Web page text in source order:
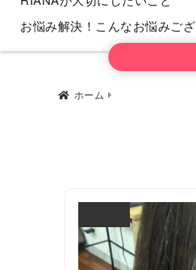
お悩み解決！こんなお悩みご
ホーム